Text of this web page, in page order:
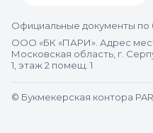
Официальные документы по
ООО «БК «ПАРИ». Адрес
Московская область, г.
1, этаж 2 помещ. 1
© Букмекерская контора